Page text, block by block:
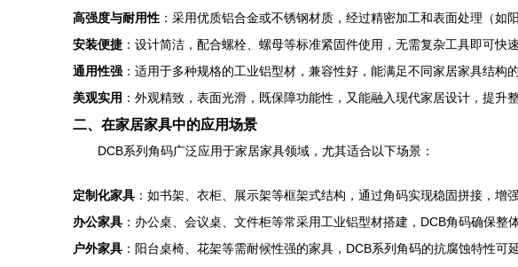
高强度与耐用性 ：采用优质铝合金或不锈钢材质，经过精密加工和表面处理（如
安装便捷 ：设计简洁，配合螺栓、螺母等标准紧固件使用，无需复杂工具即可快
通用性强 ：适用于多种规格的工业铝型材，兼容性好，能满足不同家居家具结构的
美观实用 ：外观精致，表面光滑，既保障功能性，又能融入现代家居设计，提升整
二、在家居家具中的应用场景
DCB系列角码广泛应用于家居家具领域，尤其适合以下场景：
定制化家具 ：如书架、衣柜、展示架等框架式结构，通过角码实现稳固拼接，增强
办公家具 ：办公桌、会议桌、文件柜等常采用工业铝型材搭建，DCB角码确保整
户外家具 ：阳台桌椅、花架等需耐候性强的家具，DCB系列角码的抗腐蚀特性可